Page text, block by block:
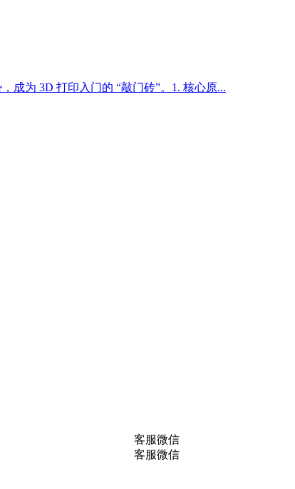
成为 3D 打印入门的 “敲门砖”。1. 核心原...
客服微信
客服微信